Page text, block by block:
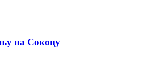
на Сокоцу